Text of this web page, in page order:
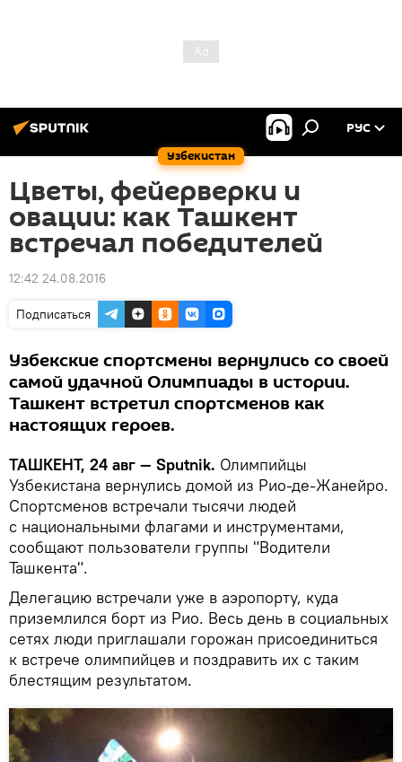
Узбекистан
РУС
Цветы, фейерверки и
овации: как Ташкент
встречал победителей
12:42 24.08.2016
Подписаться
Узбекские спортсмены вернулись со своей
самой удачной Олимпиады в истории.
Ташкент встретил спортсменов как
настоящих героев.
ТАШКЕНТ, 24 авг — Sputnik. Олимпийцы
Узбекистана вернулись домой из Рио-де-Жанейро.
Спортсменов встречали тысячи людей
с национальными флагами и инструментами,
сообщают пользователи группы "Водители
Ташкента".
Делегацию встречали уже в аэропорту, куда
приземлился борт из Рио. Весь день в социальных
сетях люди приглашали горожан присоединиться
к встрече олимпийцев и поздравить их с таким
блестящим результатом.